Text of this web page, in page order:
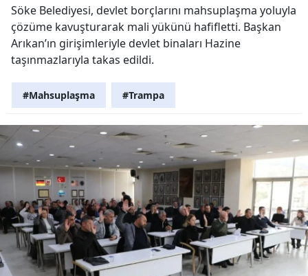
Söke Belediyesi, devlet borçlarını mahsuplaşma yoluyla
çözüme kavuşturarak mali yükünü hafifletti. Başkan
Arıkan’ın girişimleriyle devlet binaları Hazine
taşınmazlarıyla takas edildi.
#Mahsuplaşma #Trampa